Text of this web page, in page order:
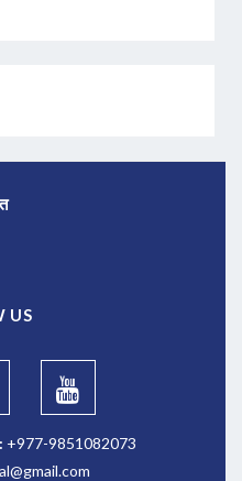
US
+977-9851082073